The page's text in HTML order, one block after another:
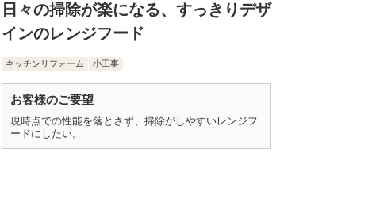
日々の掃除が楽になる、すっきりデザ
インのレンジフード
キッチンリフォーム 小工事
お客様のご要望
現時点での性能を落とさず、掃除がしやすいレンジフ
ードにしたい。